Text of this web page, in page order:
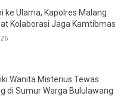
ke Ulama, Kapolres Malang
Kolaborasi Jaga Kamtibmas
Wanita Misterius Tewas
di Sumur Warga Bululawang